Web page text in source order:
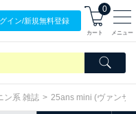
イン/新規無料登録
0
カート メニュー
ン系 雑誌 25ans mini (ヴァンサ